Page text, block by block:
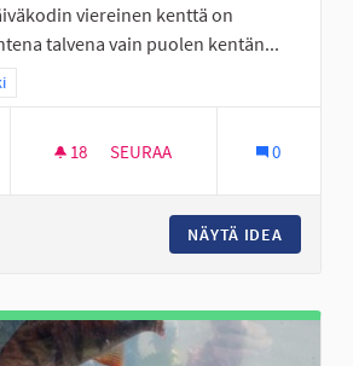
viereinen kenttä on
talvena vain puolen kentän...
mukaan: Läntinen Seinäjoki
18 18 SEURAAJAA
SEURAA 0
NÄYTÄ IDEA